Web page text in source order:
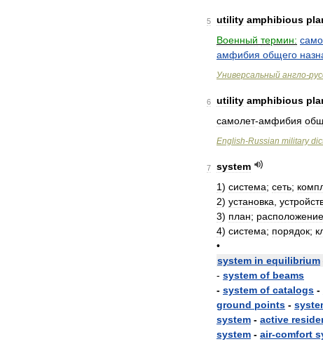
5 utility amphibious
Военный термин:
амфибия общего
Универсальный англо-
6 utility amphibious
самолет-амфибия
English-Russian military
7
system
1) система; сеть;
2) установка
3) план; расположение
4) система; порядок;
•
system in equilibrium
- system of beams
- system of catalogs -
ground points -
system - active
system - air-comfort